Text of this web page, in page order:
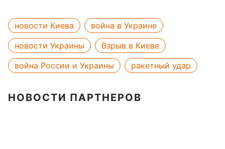
новости Киева
война в Украине
новости Украины
Взрыв в Киеве
война России и Украины
ракетный удар
НОВОСТИ ПАРТНЕРОВ